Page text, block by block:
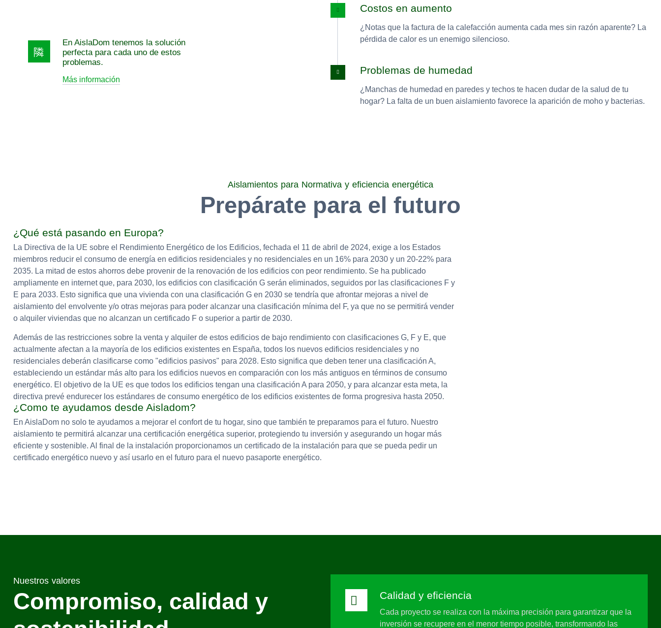
En AislaDom tenemos la solución
perfecta para cada uno de estos
problemas.
Más información
Costos en aumento
¿Notas que la factura de la calefacción aumenta cada mes sin razón aparente? La
pérdida de calor es un enemigo silencioso.
Problemas de humedad
¿Manchas de humedad en paredes y techos te hacen dudar de la salud de tu
hogar? La falta de un buen aislamiento favorece la aparición de moho y bacterias.
Aislamientos para Normativa y eficiencia energética
Prepárate para el futuro
¿Qué está pasando en Europa?
La Directiva de la UE sobre el Rendimiento Energético de los Edificios, fechada el 11 de abril de 2024, exige a los Estados
miembros reducir el consumo de energía en edificios residenciales y no residenciales en un 16% para 2030 y un 20-22% para
2035. La mitad de estos ahorros debe provenir de la renovación de los edificios con peor rendimiento. Se ha publicado
ampliamente en internet que, para 2030, los edificios con clasificación G serán eliminados, seguidos por las clasificaciones F y
E para 2033. Esto significa que una vivienda con una clasificación G en 2030 se tendría que afrontar mejoras a nivel de
aislamiento del envolvente y/o otras mejoras para poder alcanzar una clasificación mínima del F, ya que no se permitirá vender
o alquiler viviendas que no alcanzan un certificado F o superior a partir de 2030.
Además de las restricciones sobre la venta y alquiler de estos edificios de bajo rendimiento con clasificaciones G, F y E, que
actualmente afectan a la mayoría de los edificios existentes en España, todos los nuevos edificios residenciales y no
residenciales deberán clasificarse como "edificios pasivos" para 2028. Esto significa que deben tener una clasificación A,
estableciendo un estándar más alto para los edificios nuevos en comparación con los más antiguos en términos de consumo
energético. El objetivo de la UE es que todos los edificios tengan una clasificación A para 2050, y para alcanzar esta meta, la
directiva prevé endurecer los estándares de consumo energético de los edificios existentes de forma progresiva hasta 2050.
¿Como te ayudamos desde Aisladom?
En AislaDom no solo te ayudamos a mejorar el confort de tu hogar, sino que también te preparamos para el futuro. Nuestro
aislamiento te permitirá alcanzar una certificación energética superior, protegiendo tu inversión y asegurando un hogar más
eficiente y sostenible. Al final de la instalación proporcionamos un certificado de la instalación para que se pueda pedir un
certificado energético nuevo y así usarlo en el futuro para el nuevo pasaporte energético.
Nuestros valores
Compromiso, calidad y
Calidad y eficiencia
Cada proyecto se realiza con la máxima precisión para garantizar que la
inversión se recupere en el menor tiempo posible, transformando las